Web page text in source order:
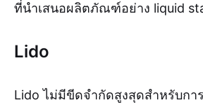
ที่นำเสนอผลิตภัณฑ์อย่าง liquid
Lido
Lido ไม่มีขีดจำกัดสูงสุดสำหรับกา